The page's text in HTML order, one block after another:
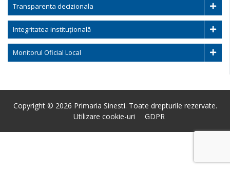
Transparenta decizionala
Integritatea instituțională
Monitorul Oficial Local
Copyright © 2026 Primaria Sinesti. Toate drepturile rezervate.
Utilizare cookie-uri
GDPR